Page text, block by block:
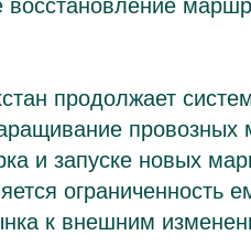
восстановление
продолжает
провозных
и запуске новых
ограниченность
к внешним